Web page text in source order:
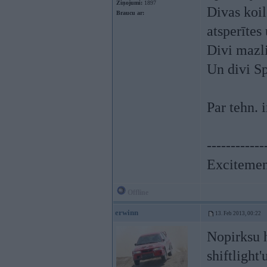
Ziņojumi: 1897
Braucu ar:
Divas
Divi
Un divi
Par tehn.
erwinn 13. Feb 2013, 00:22
Nopirksu